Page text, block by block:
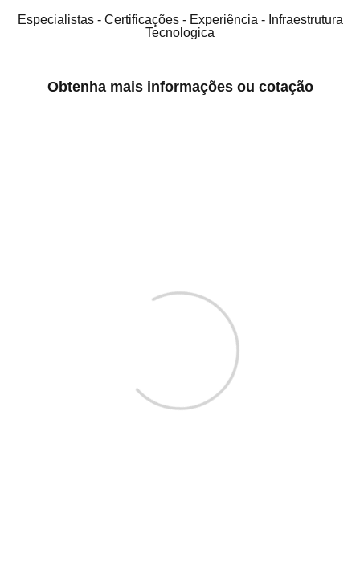
Especialistas - Certificações - Experiência - Infraestrutura
Tecnologica
Obtenha mais informações ou cotação